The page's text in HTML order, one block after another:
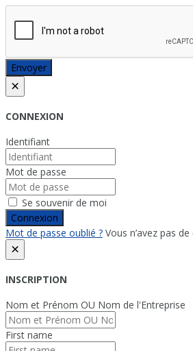
Envoyer
×
CONNEXION
Identifiant
Mot de passe
Se souvenir de moi
Connexion
Mot de passe oublié ? Vous n’avez pas
×
INSCRIPTION
Nom et Prénom OU Nom de l'Entreprise
First name